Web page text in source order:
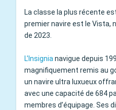
La classe la plus récente
premier navire est le Vista,
de 2023.
L’Insignianavigue depuis
magnifiquement remis au
un navire ultra luxueux
avec une capacité de 684
membres d’équipage. Ses